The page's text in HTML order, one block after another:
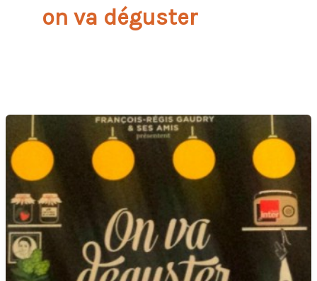
on va déguster